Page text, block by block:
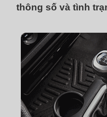
thông số và tình